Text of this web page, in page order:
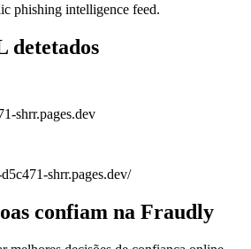
phishing intelligence feed.
detetados
shrr.pages.dev
shrr.pages.dev/
confiam na Fraudly